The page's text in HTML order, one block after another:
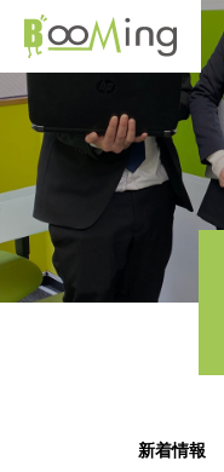
新着情報